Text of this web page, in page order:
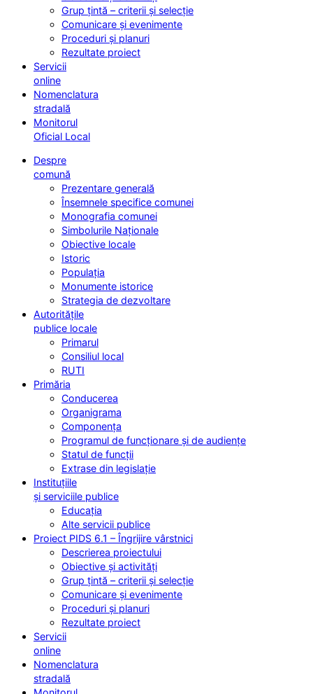
Grup țintă – criterii și selecție
Comunicare și evenimente
Proceduri și planuri
Rezultate proiect
Servicii
online
Nomenclatura
stradală
Monitorul
Oficial Local
Despre
comună
Prezentare generală
Însemnele specifice comunei
Monografia comunei
Simbolurile Naționale
Obiective locale
Istoric
Populația
Monumente istorice
Strategia de dezvoltare
Autoritățile
publice locale
Primarul
Consiliul local
RUTI
Primăria
Conducerea
Organigrama
Componența
Programul de funcționare și de audiențe
Statul de funcții
Extrase din legislație
Instituțiile
și serviciile publice
Educația
Alte servicii publice
Proiect PIDS 6.1 – Îngrijire vârstnici
Descrierea proiectului
Obiective și activități
Grup țintă – criterii și selecție
Comunicare și evenimente
Proceduri și planuri
Rezultate proiect
Servicii
online
Nomenclatura
stradală